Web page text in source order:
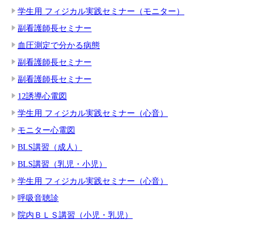
学生用 フィジカル実践セミナー（モニター）
副看護師長セミナー
血圧測定で分かる病態
副看護師長セミナー
副看護師長セミナー
12誘導心電図
学生用 フィジカル実践セミナー（心音）
モニター心電図
BLS講習（成人）
BLS講習（乳児・小児）
学生用 フィジカル実践セミナー（心音）
呼吸音聴診
院内ＢＬＳ講習（小児・乳児）